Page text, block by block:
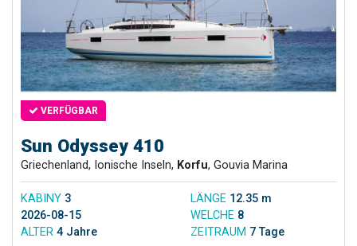
VERFÜGBAR
Sun Odyssey 410
Griechenland, Ionische Inseln, Korfu, Gouvia Marina
KABINY 3 LÄNGE 12.35 m
2026-08-15
WELCHE 8
ALTER 4 Jahre ZEITRAUM 7 Tage